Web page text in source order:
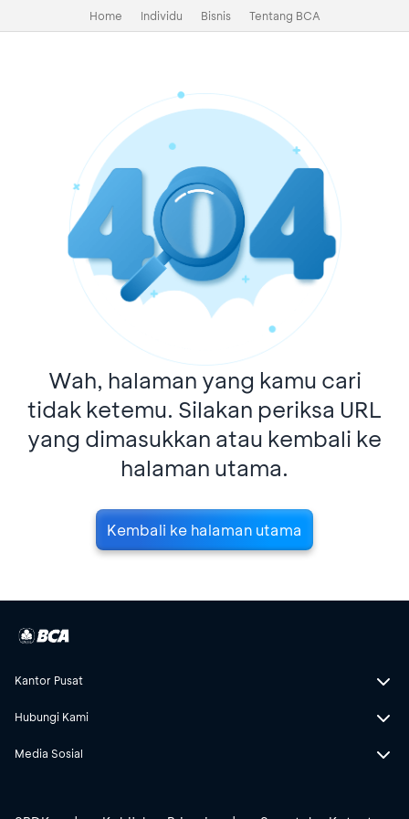
Home Individu Bisnis Tentang BCA
Wah, halaman yang kamu cari
tidak ketemu. Silakan periksa URL
yang dimasukkan atau kembali ke
halaman utama.
Kembali ke halaman utama
Kantor Pusat
Hubungi Kami
Media Sosial